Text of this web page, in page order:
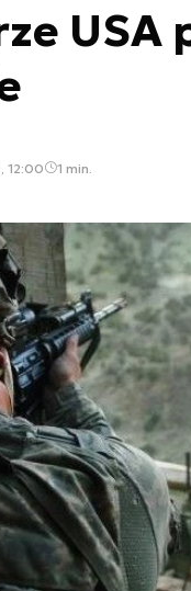
USA
12:00 1 min.